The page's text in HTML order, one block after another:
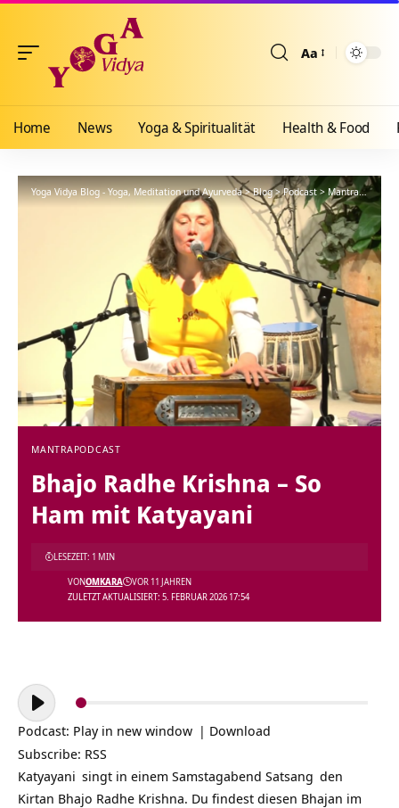
Aa
Home News Yoga & Spiritualität Health & Food
Yoga Vidya Blog - Yoga, Meditation und Ayurveda>Blog>Podcast>Mantra>Bhajo
MANTRAPODCAST
Bhajo Radhe Krishna – So
Ham mit Katyayani
ZULETZT AKTUALISIERT: 5. FEBRUAR 2026 17:54
VONOMKARA VOR 11 JAHREN
LESEZEIT: 1 MIN
Audio-
Player
Podcast: Play in new window | Download
Subscribe: RSS
Katyayani singt in einem Samstagabend Satsang den
Kirtan Bhajo Radhe Krishna. Du findest diesen Bhajan im